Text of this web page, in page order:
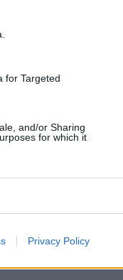
for Targeted
and/or Sharing
for which it
Privacy Policy